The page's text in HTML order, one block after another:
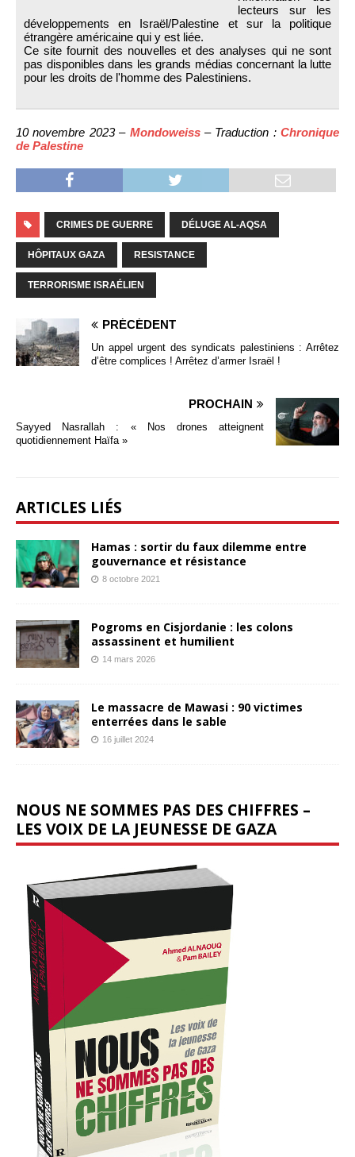
lecteurs sur les
développements en Israël/Palestine et sur la politique
étrangère américaine qui y est liée.
Ce site fournit des nouvelles et des analyses qui ne sont
pas disponibles dans les grands médias concernant la lutte
pour les droits de l'homme des Palestiniens.
10 novembre 2023 – Mondoweiss– Traduction : Chronique
de Palestine
CRIMES DE GUERRE DÉLUGE AL-AQSA
HÔPITAUX GAZA RESISTANCE
TERRORISME ISRAÉLIEN
PRÉCÉDENT
Un appel urgent des syndicats palestiniens : Arrêtez
d’être complices ! Arrêtez d’armer Israël !
PROCHAIN
Sayyed Nasrallah : « Nos drones atteignent
quotidiennement Haïfa »
ARTICLES LIÉS
Hamas : sortir du faux dilemme entre
gouvernance et résistance
8 octobre 2021
Pogroms en Cisjordanie : les colons
assassinent et humilient
14 mars 2026
Le massacre de Mawasi : 90 victimes
enterrées dans le sable
16 juillet 2024
NOUS NE SOMMES PAS DES CHIFFRES –
LES VOIX DE LA JEUNESSE DE GAZA